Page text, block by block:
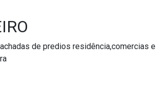
de predios residência,comercias e